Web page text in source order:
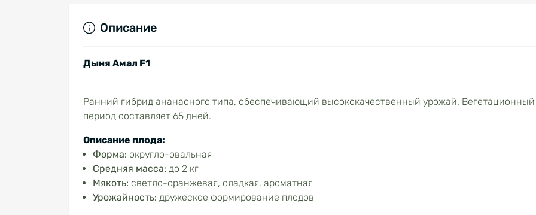
Описание
Дыня Амал F1
Ранний гибрид ананасного типа, обеспечивающий высококачественный урожай. Вегетационный
период составляет 65 дней.
Описание плода:
Форма: округло-овальная
Средняя масса: до 2 кг
Мякоть: светло-оранжевая, сладкая, ароматная
Урожайность: дружеское формирование плодов